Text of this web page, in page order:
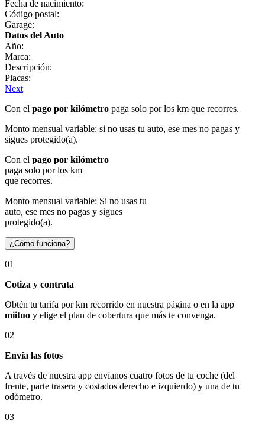
Fecha de nacimiento:
Código postal:
Garage:
Datos del Auto
Año:
Marca:
Descripción:
Placas:
Next
Con el pago por kilómetro paga solo por los km que recorres.
Monto mensual variable: si no usas tu auto, ese mes no pagas y
sigues protegido(a).
Con el pago por kilómetro
paga solo por los km
que recorres.
Monto mensual variable: Si no usas tu
auto, ese mes no pagas y sigues
protegido(a).
¿Cómo funciona?
01
Cotiza y contrata
Obtén tu tarifa por km recorrido en nuestra página o en la app
miituo y elige el plan de cobertura que más te convenga.
02
Envía las fotos
A través de nuestra app envíanos cuatro fotos de tu coche (del
frente, parte trasera y costados derecho e izquierdo) y una de tu
odómetro.
03